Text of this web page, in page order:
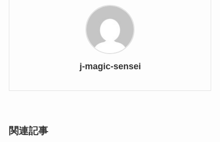
j-magic-sensei
関連記事